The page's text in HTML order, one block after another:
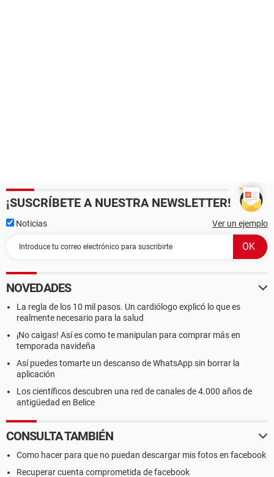
¡SUSCRÍBETE A NUESTRA NEWSLETTER!
Noticias Ver un ejemplo
NOVEDADES
La regla de los 10 mil pasos. Un cardiólogo explicó lo que es
realmente necesario para la salud
¡No caigas! Así es como te manipulan para comprar más en
temporada navideña
Así puedes tomarte un descanso de WhatsApp sin borrar la
aplicación
Los científicos descubren una red de canales de 4.000 años de
antigüedad en Belice
CONSULTA TAMBIÉN
Como hacer para que no puedan descargar mis fotos en facebook
Recuperar cuenta comprometida de facebook